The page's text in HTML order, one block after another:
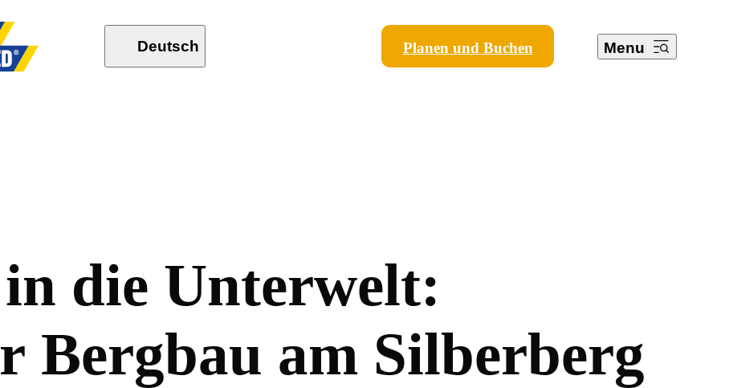
Deutsch Planen und Buchen Menu
in die Unterwelt:
r Bergbau am Silberberg